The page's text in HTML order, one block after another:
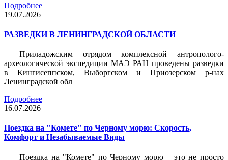
Подробнее
19.07.2026
РАЗВЕДКИ В ЛЕНИНГРАДСКОЙ ОБЛАСТИ
Приладожским отрядом комплексной антрополого-
археологической экспедиции МАЭ РАН проведены разведки
в Кингисеппском, Выборгском и Приозерском р-нах
Ленинградской обл
Подробнее
16.07.2026
Поездка на "Комете" по Черному морю: Скорость,
Комфорт и Незабываемые Виды
Поездка на "Комете" по Черному морю – это не просто